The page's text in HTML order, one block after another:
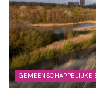
GEMEENSCHAPPELIJKE